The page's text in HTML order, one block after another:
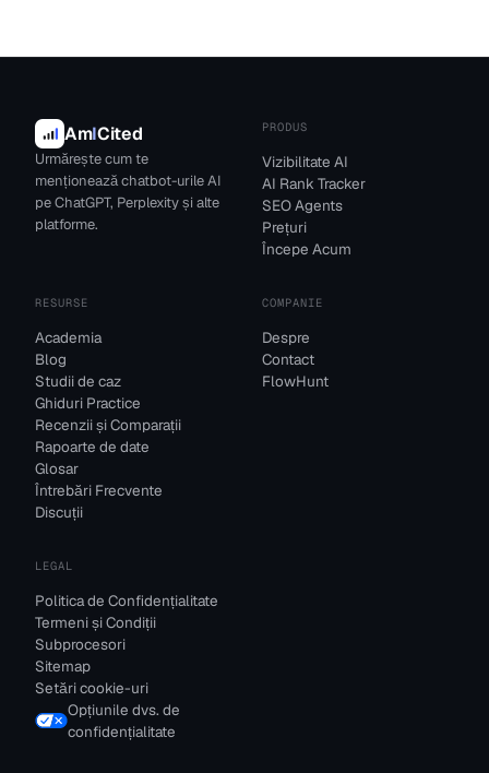
AmICited
Urmărește cum te
menționează chatbot-urile AI
pe ChatGPT, Perplexity și alte
platforme.
PRODUS
Vizibilitate AI
AI Rank Tracker
SEO Agents
Prețuri
Începe Acum
RESURSE
Academia
Blog
Studii de caz
Ghiduri Practice
Recenzii și Comparații
Rapoarte de date
Glosar
Întrebări Frecvente
Discuții
COMPANIE
Despre
Contact
FlowHunt
LEGAL
Politica de Confidențialitate
Termeni și Condiții
Subprocesori
Sitemap
Setări cookie-uri
Opțiunile dvs. de
confidențialitate